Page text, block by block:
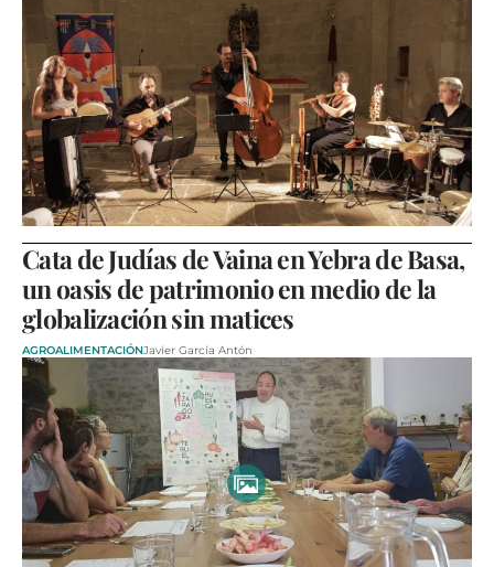
Cata de Judías de Vaina en Yebra de Basa,
un oasis de patrimonio en medio de la
globalización sin matices
AGROALIMENTACIÓNJavier García Antón